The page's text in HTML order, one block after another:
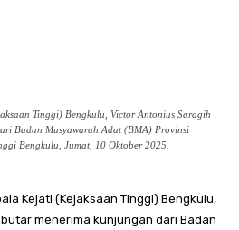
Tinggi) Bengkulu, Victor Antonius Saragih
Badan Musyawarah Adat (BMA) Provinsi
Bengkulu, Jumat, 10 Oktober 2025.
Kejati (Kejaksaan Tinggi) Bengkulu,
menerima kunjungan dari Badan